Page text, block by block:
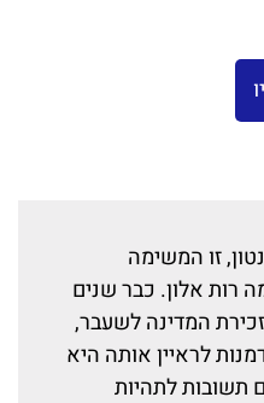
זו המשימה
אלון. כבר שנים
המדינה לשעבר,
לראיין אותה היא
תשובות לתהיות